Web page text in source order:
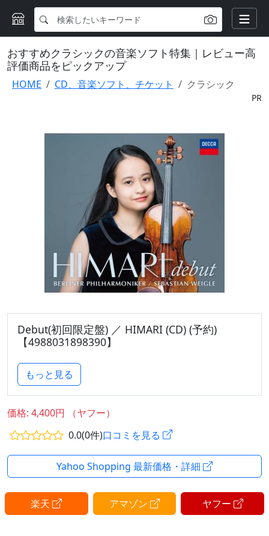
おすすめクラシックの音楽ソフト特集｜レビュー高
評価商品をピックアップ
HOME CD、音楽ソフト、チケット クラシック
PR
Debut(初回限定盤) ／ HIMARI (CD) (予約)
【4988031898390】
もっと見る
価格: 4,400円 （ヤフー）
0.0(0件)口コミを見る
Yahoo Shopping 最新価格・詳細
楽天 アマゾン ヤフー